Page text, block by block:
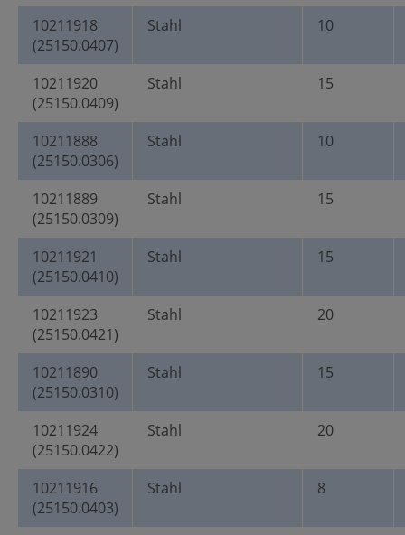
10211918
(25150.0407)
Stahl 10
10211920
(25150.0409)
Stahl 15
10211888
(25150.0306)
Stahl 10
10211889
(25150.0309)
Stahl 15
10211921
(25150.0410)
Stahl 15
10211923
(25150.0421)
Stahl 20
10211890
(25150.0310)
Stahl 15
10211924
(25150.0422)
Stahl 20
10211916
(25150.0403)
Stahl 8